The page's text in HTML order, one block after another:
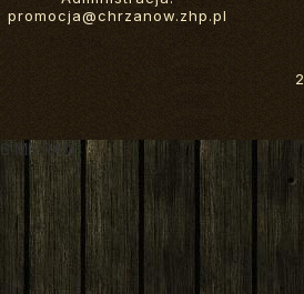
promocja@chrzanow.zhp.pl
6 MB RAM